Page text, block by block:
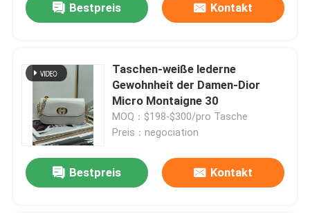
Bestpreis Kontakt
Taschen-weiße lederne
Gewohnheit der Damen-Dior
Micro Montaigne 30
MOQ：$198-$300/pro Tasche
Preis：negociation
Bestpreis Kontakt